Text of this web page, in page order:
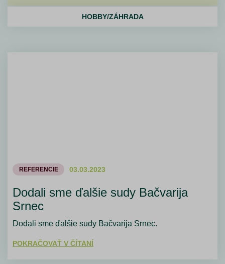
HOBBY/ZÁHRADA
REFERENCIE 03.03.2023
Dodali sme ďalšie sudy Bačvarija
Srnec
Dodali sme ďalšie sudy Bačvarija Srnec.
POKRAČOVAŤ V ČÍTANÍ